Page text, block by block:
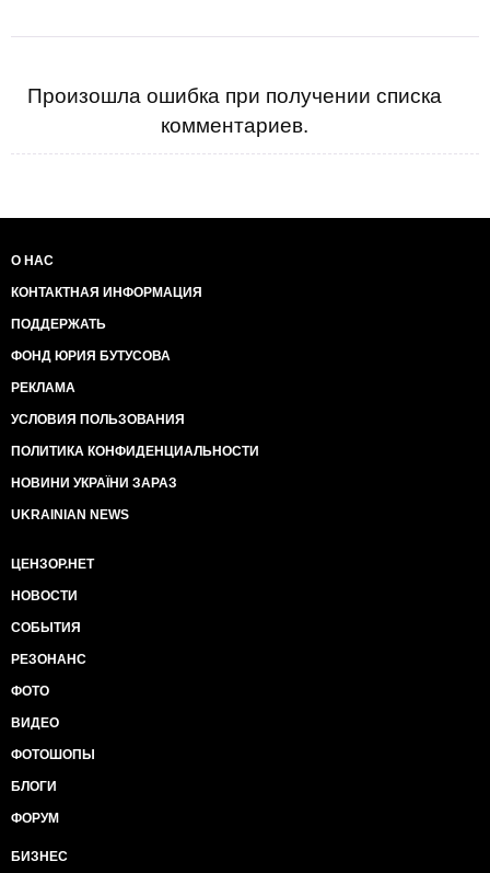
Произошла ошибка при получении списка
комментариев.
О НАС
КОНТАКТНАЯ ИНФОРМАЦИЯ
ПОДДЕРЖАТЬ
ФОНД ЮРИЯ БУТУСОВА
РЕКЛАМА
УСЛОВИЯ ПОЛЬЗОВАНИЯ
ПОЛИТИКА КОНФИДЕНЦИАЛЬНОСТИ
НОВИНИ УКРАЇНИ ЗАРАЗ
UKRAINIAN NEWS
ЦЕНЗОР.НЕТ
НОВОСТИ
СОБЫТИЯ
РЕЗОНАНС
ФОТО
ВИДЕО
ФОТОШОПЫ
БЛОГИ
ФОРУМ
БИЗНЕС